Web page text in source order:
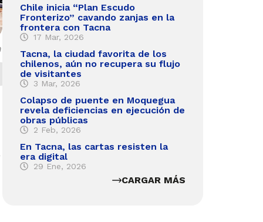
Chile inicia “Plan Escudo
Fronterizo” cavando zanjas en la
frontera con Tacna
17 Mar, 2026
Tacna, la ciudad favorita de los
chilenos, aún no recupera su flujo
de visitantes
3 Mar, 2026
Colapso de puente en Moquegua
revela deficiencias en ejecución de
obras públicas
2 Feb, 2026
En Tacna, las cartas resisten la
era digital
29 Ene, 2026
CARGAR MÁS